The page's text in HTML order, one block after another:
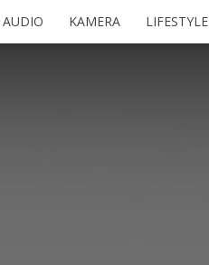
AUDIO KAMERA LIFESTYLE